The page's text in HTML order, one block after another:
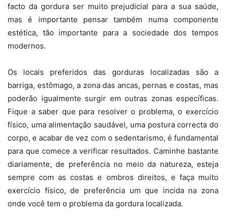
facto da gordura ser muito prejudicial para a sua saúde,
mas é importante pensar também numa componente
estética, tão importante para a sociedade dos tempos
modernos.
Os locais preferidos das gorduras localizadas são a
barriga, estômago, a zona das ancas, pernas e costas, mas
poderão igualmente surgir em outras zonas específicas.
Fique a saber que para resolver o problema, o exercício
físico, uma alimentação saudável, uma postura correcta do
corpo, e acabar de vez com o sedentarismo, é fundamental
para que comece a verificar resultados. Caminhe bastante
diariamente, de preferência no meio da natureza, esteja
sempre com as costas e ombros direitos, e faça muito
exercício físico, de preferência um que incida na zona
onde você tem o problema da gordura localizada.